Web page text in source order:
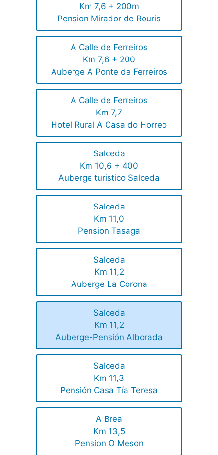
Km 7,6 + 200m
Pension Mirador de Rouris
A Calle de Ferreiros
Km 7,6 + 200
Auberge A Ponte de Ferreiros
A Calle de Ferreiros
Km 7,7
Hotel Rural A Casa do Horreo
Salceda
Km 10,6 + 400
Auberge turistico Salceda
Salceda
Km 11,0
Pension Tasaga
Salceda
Km 11,2
Auberge La Corona
Salceda
Km 11,2
Auberge-Pensión Alborada
Salceda
Km 11,3
Pensión Casa Tía Teresa
A Brea
Km 13,5
Pension O Meson